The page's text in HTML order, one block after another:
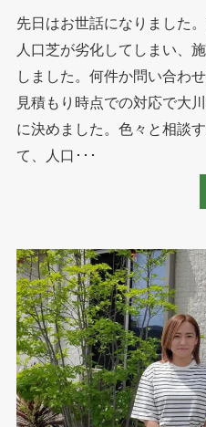
先日はお世話になりました
人口芝が劣化してしまい、
しました。何件か問い合わ
見積もり時点での対応で大
に決めました。色々と相談
て、人口･･･